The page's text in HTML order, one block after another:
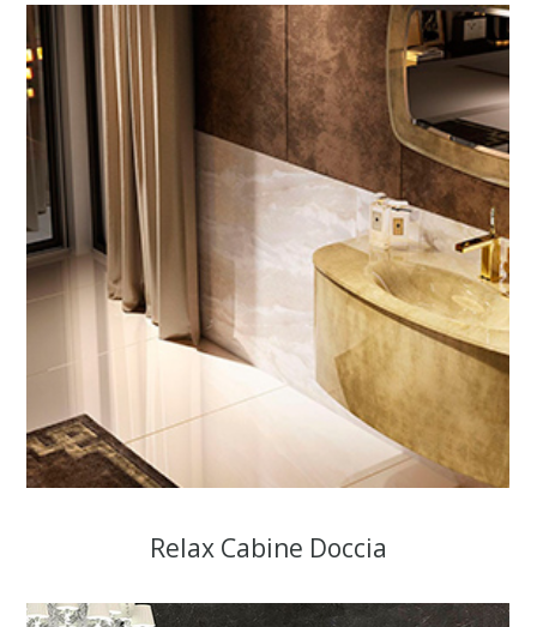
Relax Cabine Doccia